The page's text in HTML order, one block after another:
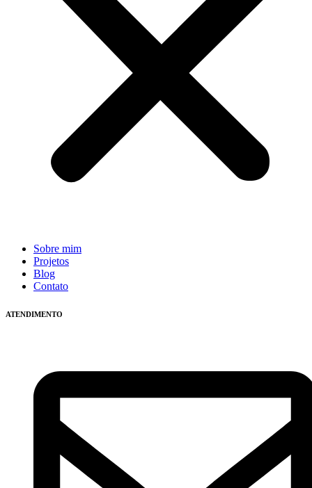
Sobre mim
Projetos
Blog
Contato
ATENDIMENTO